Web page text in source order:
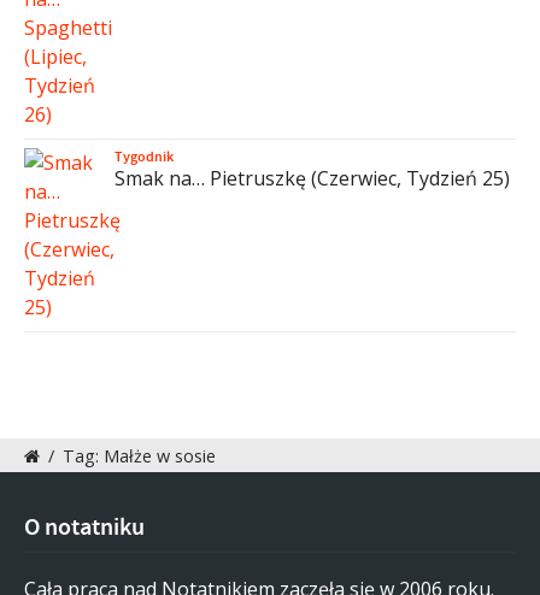
Tygodnik
Smak na… Pietruszkę (Czerwiec, Tydzień 25)
/ Tag: Małże w sosie
O notatniku
Cała praca nad Notatnikiem zaczęła się w 2006 roku.